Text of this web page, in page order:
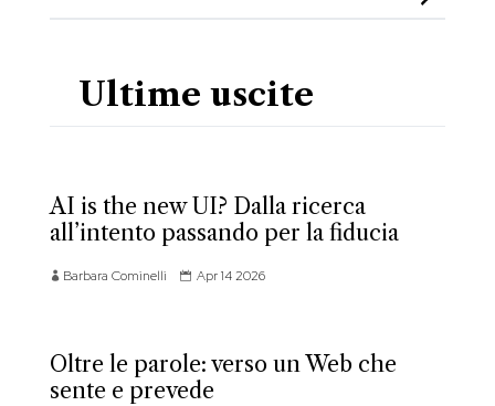
Ultime uscite
AI is the new UI? Dalla ricerca
all’intento passando per la fiducia
Barbara Cominelli Apr 14 2026
Oltre le parole: verso un Web che
sente e prevede